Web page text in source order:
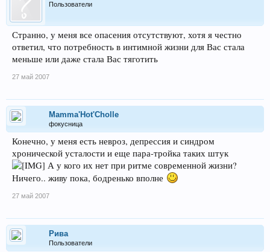
Пользователи
Странно, у меня все опасения отсутствуют, хотя я честно
ответил, что потребность в интимной жизни для Вас стала
меньше или даже стала Вас тяготить
27 май 2007
Mamma'Hot'Cholle
фокусница
Конечно, у меня есть невроз, депрессия и синдром
хронической усталости и еще пара-тройка таких штук
А у кого их нет при ритме современной жизни?
Ничего.. живу пока, бодренько вполне
27 май 2007
Рива
Пользователи